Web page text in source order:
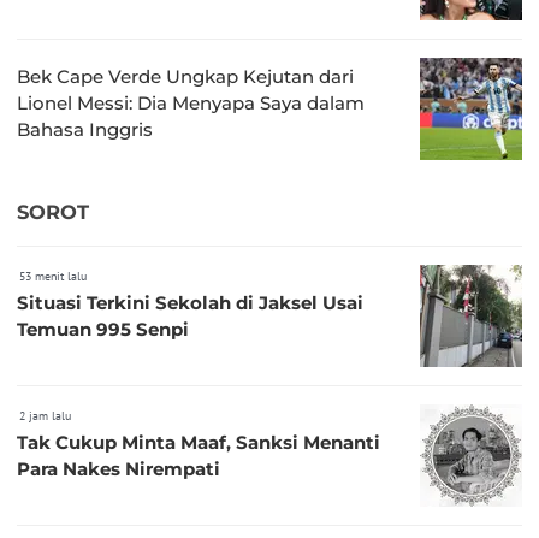
Bek Cape Verde Ungkap Kejutan dari
Lionel Messi: Dia Menyapa Saya dalam
Bahasa Inggris
SOROT
53 menit lalu
Situasi Terkini Sekolah di Jaksel Usai
Temuan 995 Senpi
2 jam lalu
Tak Cukup Minta Maaf, Sanksi Menanti
Para Nakes Nirempati